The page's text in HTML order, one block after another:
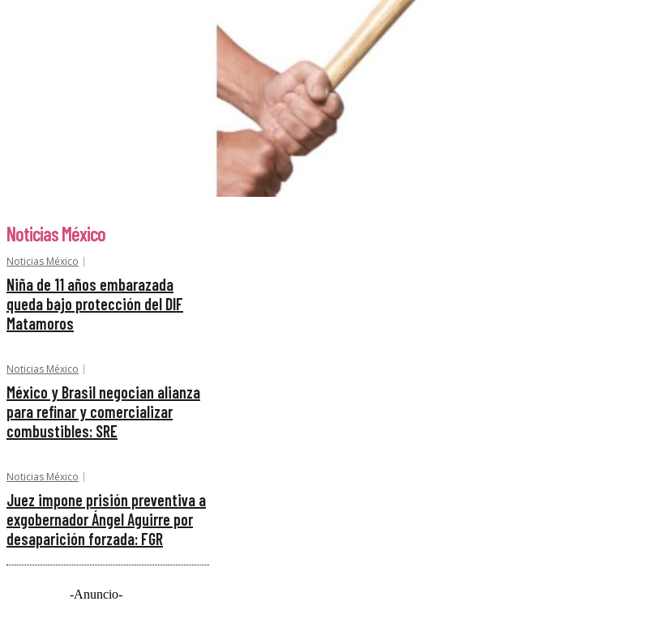
Noticias México
Noticias México
Niña de 11 años embarazada
queda bajo protección del DIF
Matamoros
Noticias México
México y Brasil negocian alianza
para refinar y comercializar
combustibles: SRE
Noticias México
Juez impone prisión preventiva a
exgobernador Ángel Aguirre por
desaparición forzada: FGR
-Anuncio-